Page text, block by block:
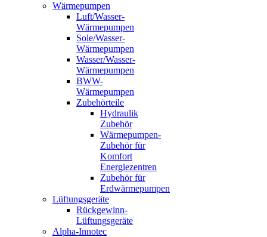
www.thermo.hu
Wärmepumpen
Luft/Wasser-
Wärmepumpen
Sole/Wasser-
Wärmepumpen
Wasser/Wasser-
Wärmepumpen
BWW-
Wärmepumpen
Zubehörteile
Hydraulik
Zubehör
Wärmepumpen-
Zubehör für
Komfort
Energiezentren
Zubehör für
Erdwärmepumpen
Lüftungsgeräte
Rückgewinn-
Lüftungsgeräte
Alpha-Innotec